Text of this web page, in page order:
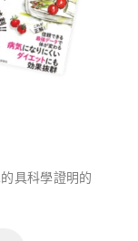
具科學證明的